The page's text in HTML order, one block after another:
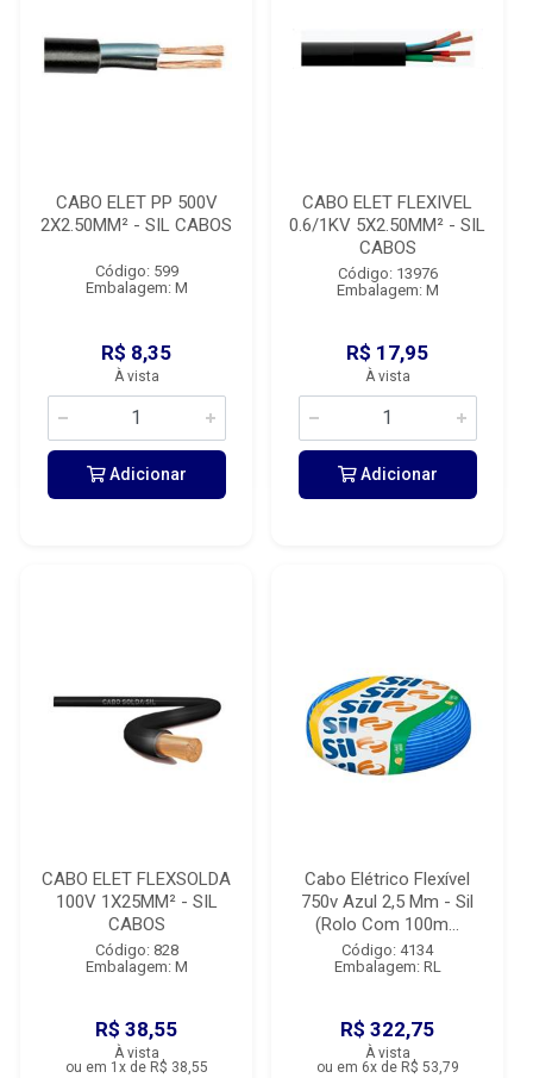
CABO ELET PP 500V
2X2.50MM² - SIL CABOS
Código: 599
Embalagem: M
R$ 8,35
À vista
Adicionar
CABO ELET FLEXIVEL
0.6/1KV 5X2.50MM² - SIL
CABOS
Código: 13976
Embalagem: M
R$ 17,95
À vista
Adicionar
CABO ELET FLEXSOLDA
100V 1X25MM² - SIL
CABOS
Código: 828
Embalagem: M
R$ 38,55
À vista
ou em 1x de R$ 38,55
Cabo Elétrico Flexível
750v Azul 2,5 Mm - Sil
(Rolo Com 100m...
Código: 4134
Embalagem: RL
R$ 322,75
À vista
ou em 6x de R$ 53,79